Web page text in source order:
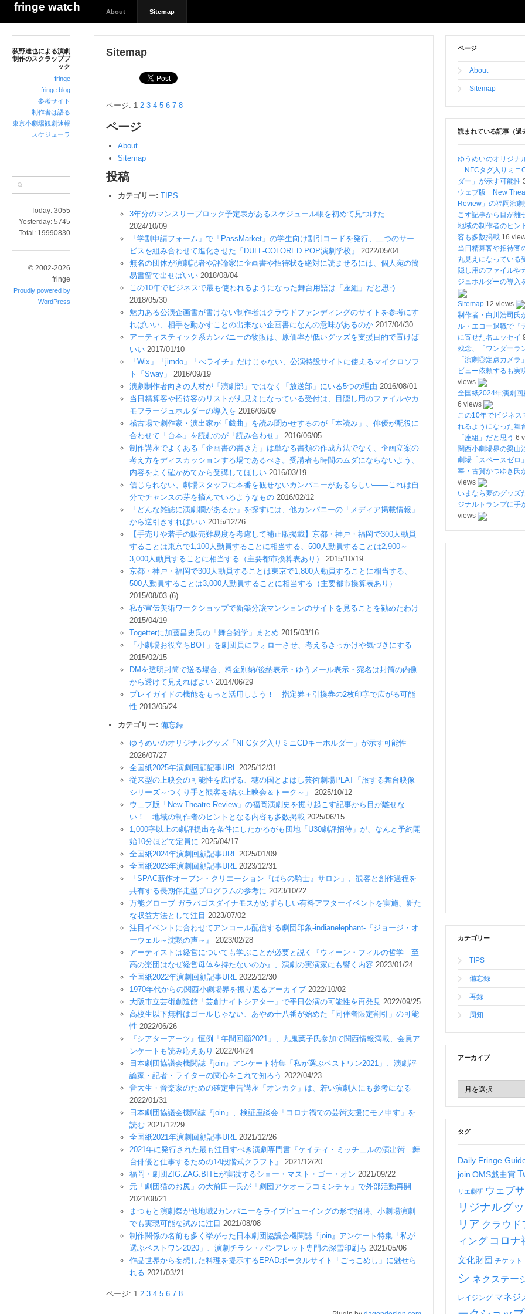
fringe watch About Sitemap
荻野達也による演劇
制作のスクラップブ
ック
fringe
fringe blog
参考サイト
制作者は語る
東京小劇場観劇速報
スケジューラ
Today: 3055
Yesterday: 5745
Total: 19990830
© 2002-2026
fringe
Proudly powered by
WordPress
Sitemap
ページ: 1 2 3 4 5 6 7 8
ページ
About
Sitemap
投稿
カテゴリー: TIPS
3年分のマンスリーブロック予定表があるスケジュール帳を初めて見つけた
2024/10/09
「学割申請フォーム」で「PassMarket」の学生向け割引コードを発行、二つのサー
ビスを組み合わせて進化させた「DULL-COLORED POP演劇学校」
2022/05/04
無名の団体が演劇記者や評論家に企画書や招待状を絶対に読ませるには、個人宛の簡
易書留で出せばいい 2018/08/04
この10年でビジネスで最も使われるようになった舞台用語は「座組」だと思う
2018/05/30
魅力ある公演企画書が書けない制作者はクラウドファンディングのサイトを参考にす
ればいい、相手を動かすことの出来ない企画書になんの意味があるのか 2017/04/30
アーティスティック系カンパニーの物販は、原価率が低いグッズを支援目的で置けば
いい 2017/01/10
「Wix」「jimdo」「ぺライチ」だけじゃない、公演特設サイトに使えるマイクロソフ
ト「Sway」
2016/09/19
演劇制作者向きの人材が「演劇部」ではなく「放送部」にいる5つの理由 2016/08/01
当日精算客や招待客のリストが丸見えになっている受付は、目隠し用のファイルやカ
モフラージュホルダーの導入を 2016/06/09
稽古場で劇作家・演出家が「戯曲」を読み聞かせするのが「本読み」、俳優が配役に
合わせて「台本」を読むのが「読み合わせ」
2016/06/05
制作講座でよくある「企画書の書き方」は単なる書類の作成方法でなく、企画立案の
考え方をディスカッションする場であるべき。受講者も時間のムダにならないよう、
内容をよく確かめてから受講してほしい 2016/03/19
信じられない、劇場スタッフに本番を観せないカンパニーがあるらしい――これは自
分でチャンスの芽を摘んでいるようなもの 2016/02/12
「どんな雑誌に演劇欄があるか」を探すには、他カンパニーの「メディア掲載情報」
から逆引きすればいい 2015/12/26
【手売りや若手の販売難易度を考慮して補正版掲載】京都・神戸・福岡で300人動員
することは東京で1,100人動員することに相当する、500人動員することは2,900～
3,000人動員することに相当する（主要都市換算表あり）
2015/10/19
京都・神戸・福岡で300人動員することは東京で1,800人動員することに相当する、
500人動員することは3,000人動員することに相当する（主要都市換算表あり）
2015/08/03 (6)
私が宣伝美術ワークショップで新築分譲マンションのサイトを見ることを勧めたわけ
2015/04/19
Togetterに加藤昌史氏の「舞台雑学」まとめ 2015/03/16
「小劇場お役立ちBOT」を劇団員にフォローさせ、考えるきっかけや気づきにする
2015/02/15
DMを透明封筒で送る場合、料金別納/後納表示・ゆうメール表示・宛名は封筒の内側
から透けて見えればよい 2014/06/29
プレイガイドの機能をもっと活用しよう！ 指定券＋引換券の2枚印字で広がる可能
性 2013/05/24
カテゴリー: 備忘録
ゆうめいのオリジナルグッズ「NFCタグ入りミニCDキーホルダー」が示す可能性
2026/07/27
全国紙2025年演劇回顧記事URL 2025/12/31
従来型の上映会の可能性を広げる、穂の国とよはし芸術劇場PLAT「旅する舞台映像
シリーズ～つくり手と観客を結ぶ上映会＆トーク～」
2025/10/12
ウェブ版「New Theatre Review」の福岡演劇史を掘り起こす記事から目が離せな
い！ 地域の制作者のヒントとなる内容も多数掲載 2025/06/15
1,000字以上の劇評提出を条件にしたかるがも団地「U30劇評招待」が、なんと予約開
始10分ほどで定員に 2025/04/17
全国紙2024年演劇回顧記事URL 2025/01/09
全国紙2023年演劇回顧記事URL 2023/12/31
「SPAC新作オープン・クリエーション『ばらの騎士』サロン」、観客と創作過程を
共有する長期伴走型プログラムの参考に 2023/10/22
万能グローブ ガラパゴスダイナモスがめずらしい有料アフターイベントを実施、新た
な収益方法として注目 2023/07/02
注目イベントに合わせてアンコール配信する劇団印象-indianelephant-『ジョージ・オ
ーウェル～沈黙の声～』
2023/02/28
アーティストは経営についても学ぶことが必要と説く『ウィーン・フィルの哲学 至
高の楽団はなぜ経営母体を持たないのか』、演劇の実演家にも響く内容 2023/01/24
全国紙2022年演劇回顧記事URL 2022/12/30
1970年代からの関西小劇場界を振り返るアーカイブ 2022/10/02
大阪市立芸術創造館「芸創ナイトシアター」で平日公演の可能性を再発見 2022/09/25
高校生以下無料はゴールじゃない、あやめ十八番が始めた「同伴者限定割引」の可能
性 2022/06/26
『シアターアーツ』恒例「年間回顧2021」、九鬼葉子氏参加で関西情報満載、会員ア
ンケートも読み応えあり 2022/04/24
日本劇団協議会機関誌『join』アンケート特集「私が選ぶベストワン2021」、演劇評
論家・記者・ライターの関心をこれで知ろう 2022/04/23
音大生・音楽家のための確定申告講座「オンカク」は、若い演劇人にも参考になる
2022/01/31
日本劇団協議会機関誌『join』、検証座談会「コロナ禍での芸術支援にモノ申す」を
読む 2021/12/29
全国紙2021年演劇回顧記事URL 2021/12/26
2021年に発行された最も注目すべき演劇専門書『ケイティ・ミッチェルの演出術 舞
台俳優と仕事するための14段階式クラフト』
2021/12/20
福岡・劇団ZIG.ZAG.BITEが実践するショー・マスト・ゴー・オン 2021/09/22
元「劇団猫のお尻」の大前田一氏が「劇団アケオーラコミンチャ」で外部活動再開
2021/08/21
まつもと演劇祭が他地域2カンパニーをライブビューイングの形で招聘、小劇場演劇
でも実現可能な試みに注目 2021/08/08
制作関係の名前も多く挙がった日本劇団協議会機関誌『join』アンケート特集「私が
選ぶベストワン2020」、演劇チラシ・パンフレット専門の深雪印刷も 2021/05/06
作品世界から妄想した料理を提示するEPADポータルサイト「ごっこめし」に魅せら
れる 2021/03/21
ページ: 1 2 3 4 5 6 7 8
ページ
About
Sitemap
読まれている記事（過
ゆうめいのオリジナ
「NFCタグ入りミ
ダー」が示す可能性
ウェブ版「New
Review」の福岡演
こす記事から目が離
地域の制作者のヒン
容も多数掲載 16
当日精算客や招待客
丸見えになっている
隠し用のファイルや
ジュホルダーの導入
Sitemap 12 views
制作者・白川浩司氏
ル・エコー退職で『
に寄せた名エッセイ
残念、「ワンダーラ
「演劇◎定点カメラ
ビュー依頼するも実
views
全国紙2024年演劇
6 views
この10年でビジネス
れるようになった舞
「座組」だと思う 6
関西小劇場界の梁山
劇場「スペースゼロ
宰・古賀かつゆき氏
views
いまなら夢のグッズ
ジナルトランプに手
views
カテゴリー
TIPS
備忘録
再録
周知
アーカイブ
タグ
Daily Fringe
join OMS戯曲賞
リエ劇研 ウェブ
リジナルグ
リア クラウド
ィング コロナ
文化財団 チケット
シ ネクステー
レイジング マネジ